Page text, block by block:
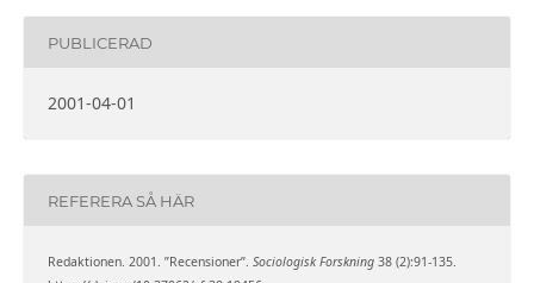
PUBLICERAD
2001-04-01
REFERERA SÅ HÄR
Redaktionen. 2001. ”Recensioner”. Sociologisk Forskning38 (2):91-135.